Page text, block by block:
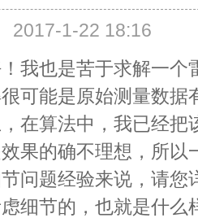
2017-1-22 18:16
我也是苦于求解一
可能是原始测量数据
在算法中，我已经
果的确不理想，所
问题经验来说，请
细节的，也就是什